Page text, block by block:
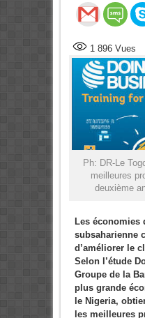
1 896Vues
Ph: DR-Le
meilleures
deuxième
Les économies
subsaharienne
d’améliorer le
Selon l’étude
Groupe de la
plus grande
le Nigeria,
les meilleures